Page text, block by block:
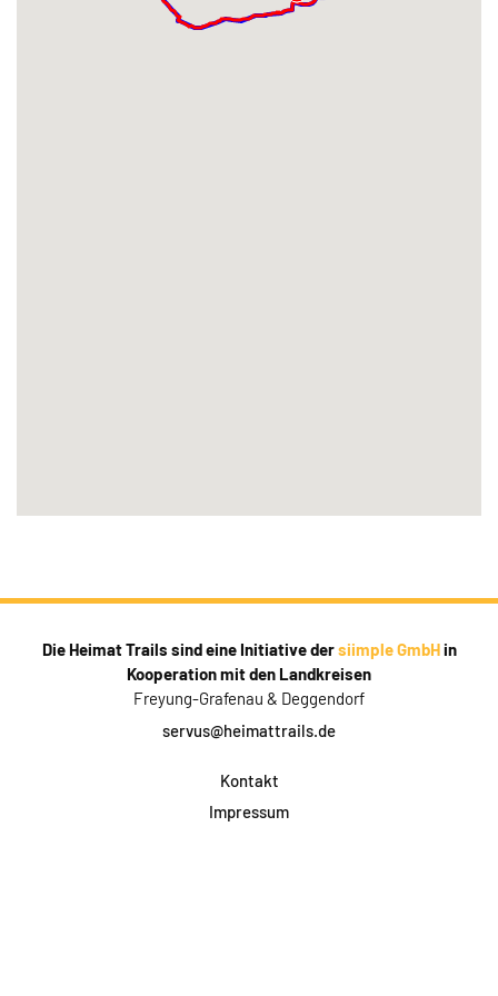
Die Heimat Trails sind eine Initiative dersiimple GmbHin
Kooperation mit den Landkreisen
Freyung-Grafenau & Deggendorf
servus@heimattrails.de
Kontakt
Impressum